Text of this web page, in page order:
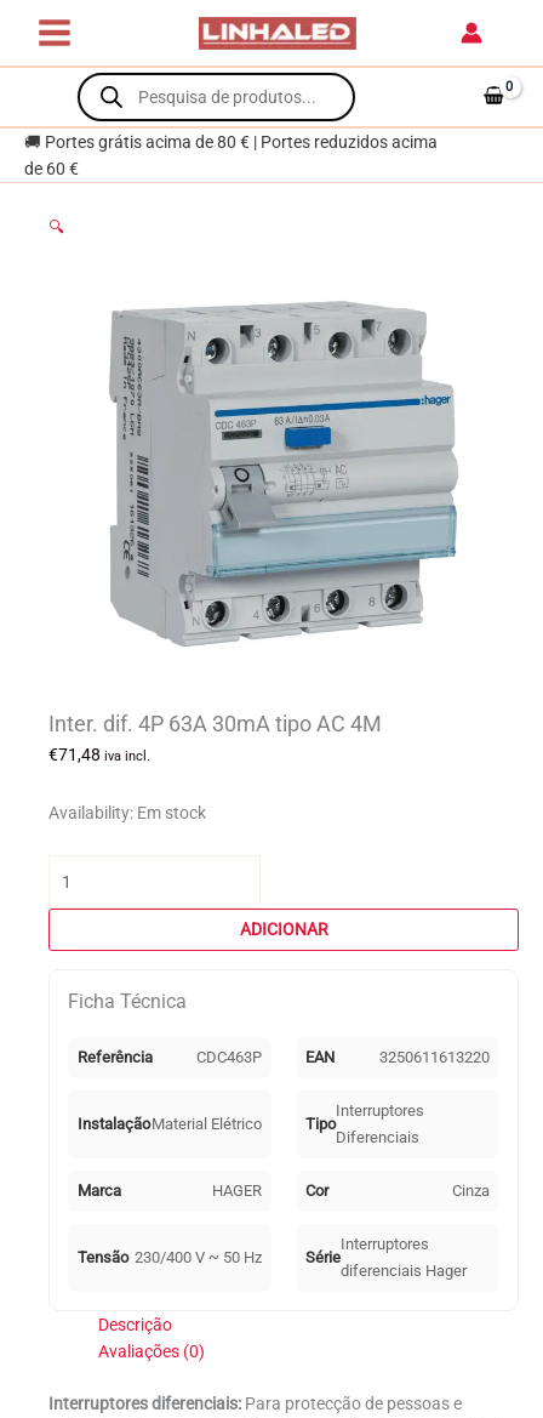
content
Products
search
🚚 Portes grátis acima de 80 € | Portes reduzidos acima
de 60 €
🔍
Inter. dif. 4P 63A 30mA tipo AC 4M
€71,48 iva incl.
Availability: Em stock
dif.
63A
ADICIONAR
Ficha Técnica
Referência CDC463P EAN 3250611613220
InstalaçãoMaterial Elétrico Tipo
Interruptores
Diferenciais
Marca HAGER Cor Cinza
Tensão 230/400 V ~ 50 Hz Série
Interruptores
diferenciais Hager
Descrição
Avaliações (0)
Interruptores diferenciais: Para protecção de pessoas e
dif.
4P
tipo
AC
4M